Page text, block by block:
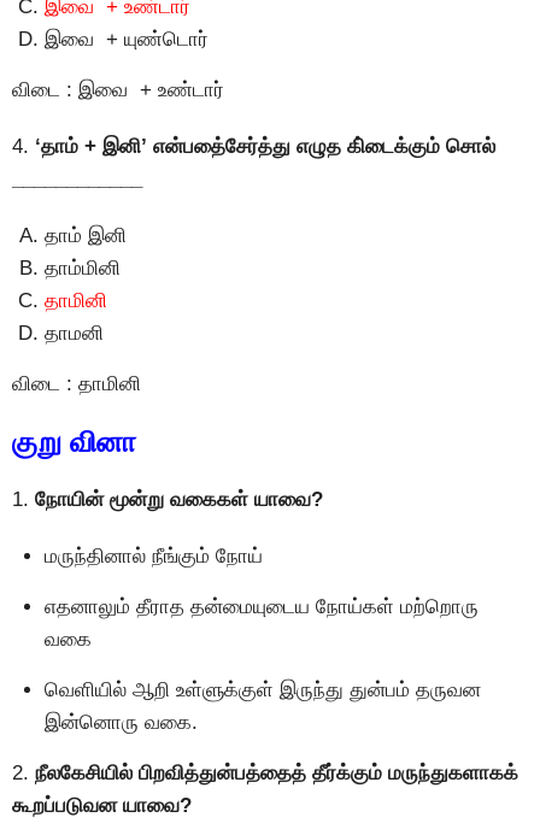
இவை + உண்டார்
இவை + யுண்டொர்
விடை : இவை + உண்டார்
4. ‘தாம் + இனி’ என்பதை்சேர்த்து எழுத கி்டைக்கும் சொல்
தாம் இனி
தாம்மினி
தாமினி
தாமனி
விடை : தாமினி
குறு வினா
1. நோயின் மூன்று வகைகள் யாவை?
மருந்தினால் நீங்கும் நோய்
எதனாலும் தீராத தன்மையுடைய நோய்கள் மற்றொரு
வகை
வெளியில் ஆறி உள்ளுக்குள் இருந்து துன்பம் தருவன
இன்னொரு வகை.
2. நீலகேசியில் பிறவித்துன்பத்தைத் தீர்க்கும் மருந்துகளாகக்
கூறப்படுவன யாவை?